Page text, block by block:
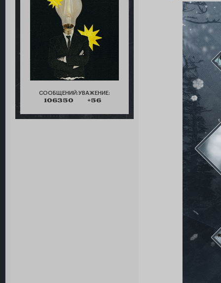
СООБЩЕНИЙ:
106350
УВАЖЕНИЕ:
+56